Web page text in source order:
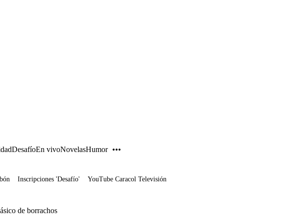
DesafíoEn vivoNovelasHumor
Inscripciones 'Desafío' YouTube Caracol Televisión
de borrachos